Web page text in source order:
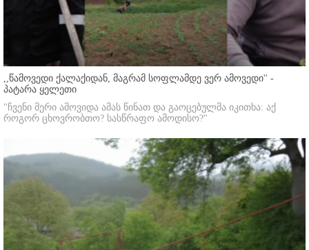
,,წამოვედი ქალაქიდან, მაგრამ სოფლამდე ვერ ამოვედი'' -
პატარა ყელეთი
"ჩვენი მერი ამოვიდა ამას წინათ და გაოცებულმა იკითხა: აქ
როგორ ცხოვრობთო? სასწრაფო ამოდისო?"